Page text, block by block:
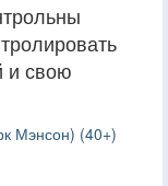
и свою
Мэнсон) (40+)